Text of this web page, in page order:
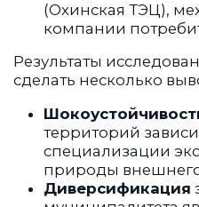
территорий
специализации
природы
Диверсификация
муниципалитета
повышения
негативному
муниципалитета.